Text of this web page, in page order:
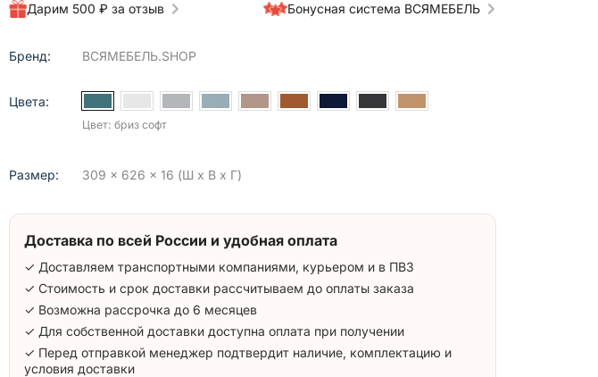
Дарим 500 ₽ за отзыв Бонусная система ВСЯМЕБЕЛЬ
Бренд: ВСЯМЕБЕЛЬ.SHOP
Цвета:
Цвет: бриз софт
Размер: 309 x 626 x 16 (Ш x В x Г)
Доставка по всей России и удобная оплата
✓ Доставляем транспортными компаниями, курьером и в ПВЗ
✓ Стоимость и срок доставки рассчитываем до оплаты заказа
✓ Возможна рассрочка до 6 месяцев
✓ Для собственной доставки доступна оплата при получении
✓ Перед отправкой менеджер подтвердит наличие, комплектацию и
условия доставки